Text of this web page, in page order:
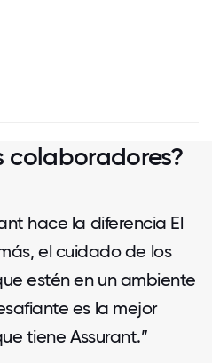
colaboradores?
hace la diferencia El
el cuidado de los
estén en un ambiente
es la mejor
tiene Assurant.”